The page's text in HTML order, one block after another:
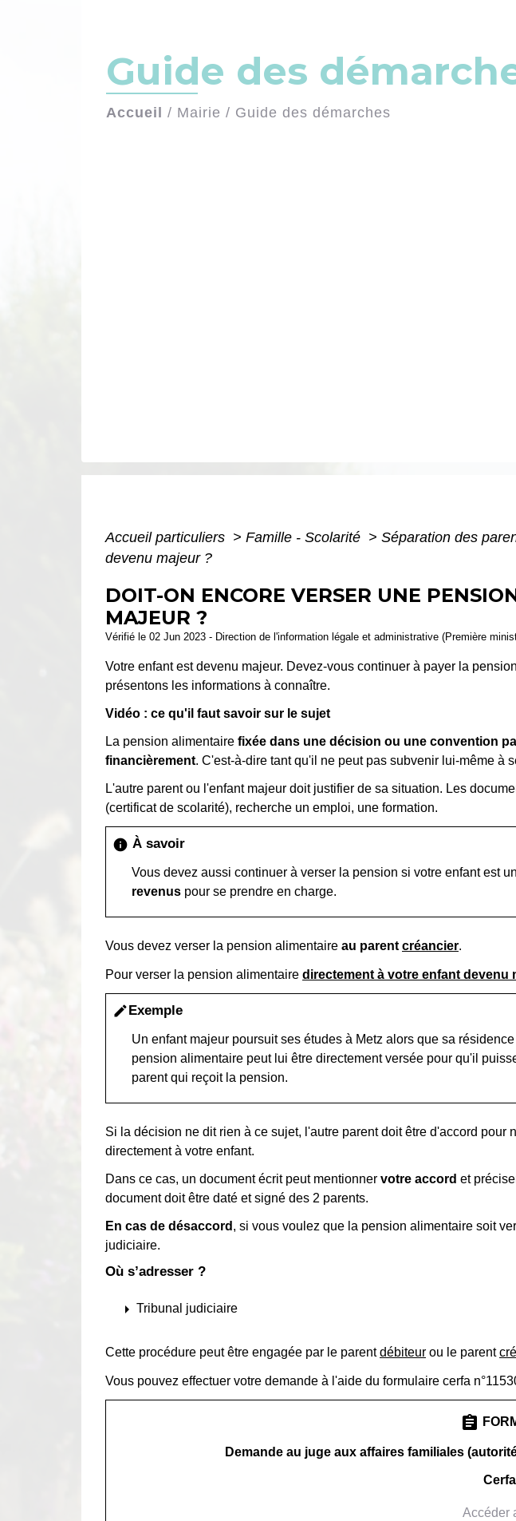
Guide des
Accueil / Mairie / Guide des démarches
Accueil particuliers > Famille - Scolarité > Séparation des
devenu majeur ?
DOIT-ON ENCORE VERSER UNE
MAJEUR ?
Vérifié le 02 Jun 2023 - Direction de l'information légale et administrative (Première
Votre enfant est devenu majeur. Devez-vous continuer à payer la
présentons les informations à connaître.
Vidéo : ce qu'il faut savoir sur le sujet
La pension alimentaire fixée dans une décision ou une convention
financièrement. C'est-à-dire tant qu'il ne peut pas subvenir lui-même à
L'autre parent ou l'enfant majeur doit justifier de sa situation. Les
(certificat de scolarité), recherche un emploi, une formation.
info À savoir
Vous devez aussi continuer à verser la pension si votre enfant est un
revenus pour se prendre en charge.
Vous devez verser la pension alimentaire au parentcréancier.
Pour verser la pension alimentaire directement à votre enfant devenu
editExemple
Un enfant majeur poursuit ses études à Metz alors que sa
pension alimentaire peut lui être directement versée pour qu'il
parent qui reçoit la pension.
Si la décision ne dit rien à ce sujet, l'autre parent doit être d'accord
directement à votre enfant.
Dans ce cas, un document écrit peut mentionner votre accord et
document doit être daté et signé des 2 parents.
En cas de désaccord , si vous voulez que la pension alimentaire soit
judiciaire.
Où s’adresser ?
arrow_right Tribunal judiciaire
Cette procédure peut être engagée par le parentdébiteur ou le parent
Vous pouvez effectuer votre demande à l'aide du formulaire cerfa
assignment
Demande au juge aux affaires familiales
Accéder